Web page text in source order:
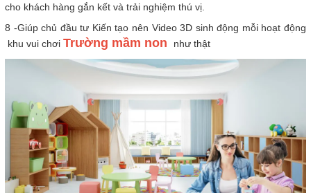
cho khách hàng gắn kết và trải nghiệm thú vị.
8 -Giúp chủ đầu tư Kiến tạo nên Video 3D sinh động mỗi hoạt động
khu vui chơi Trường mầm non như thật